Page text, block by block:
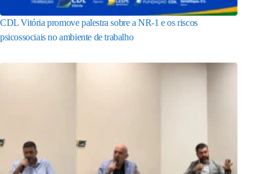
CDL Vitória promove palestra sobre a NR-1 e os riscos
psicossociais no ambiente de trabalho